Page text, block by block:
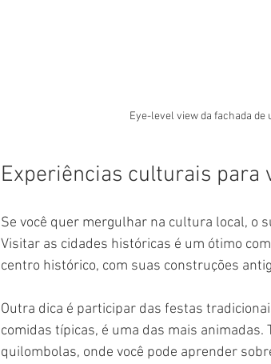
Eye-level view da fachada de
Experiências culturais para
Se você quer mergulhar na cultura local, o
Visitar as cidades históricas é um ótimo
centro histórico, com suas construções
Outra dica é participar das festas
comidas típicas, é uma das mais animadas.
quilombolas, onde você pode aprender